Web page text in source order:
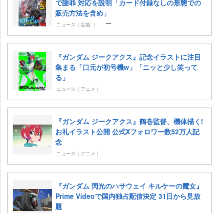
で謝罪 対応を説明「カード付録なしの形態での
販売方法を含め」
ニュース｜芸能 ｜
『ガンダム ジークアクス』記念イラストに注目
集まる「口元が初号機w」「ニッと少し笑って
る」
ニュース｜アニメ｜
『ガンダム ジークアクス』鶴巻監督、機体描く!
お礼イラスト公開 公式Xフォロワー数52万人記
念
ニュース｜アニメ｜
『ガンダム 閃光のハサウェイ キルケーの魔女』
Prime Videoで国内独占配信決定 31日から見放
題